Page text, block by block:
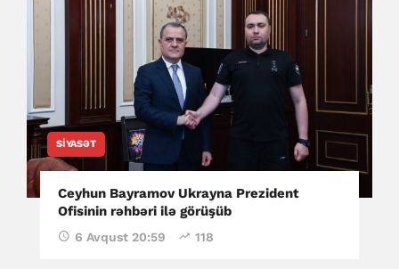
SIYASƏT
Ceyhun Bayramov Ukrayna Prezident
Ofisinin rəhbəri ilə görüşüb
6 Avqust 20:59 118